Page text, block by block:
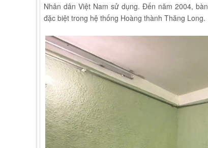
Nhân dân Việt Nam sử dụng. Đến năm 2004,
đặc biệt trong hệ thống Hoàng thành Thăng Long.